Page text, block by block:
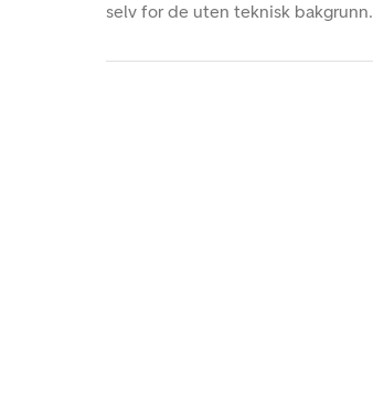
selv for de uten teknisk bakgrunn.